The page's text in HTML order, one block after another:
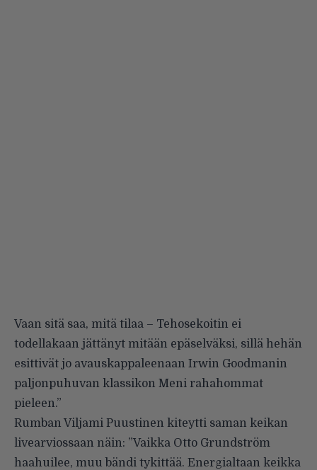
Vaan sitä saa, mitä tilaa – Tehosekoitin ei
todellakaan jättänyt mitään epäselväksi, sillä hehän
esittivät jo avauskappaleenaan Irwin Goodmanin
paljonpuhuvan klassikon Meni rahahommat
pieleen.”
Rumban Viljami Puustinen kiteytti saman keikan
livearviossaan näin: ”Vaikka Otto Grundström
haahuilee, muu bändi tykittää. Energialtaan keikka